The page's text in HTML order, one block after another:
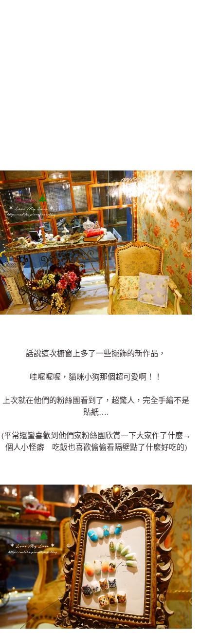
話說這次櫥窗上多了一些擺飾的新作品，
哇喔喔喔，貓咪小狗那個超可愛啊！！
上次就在他們的粉絲團看到了，超驚人，完全手繪不是
貼紙….
(平常還蠻喜歡到他們家粉絲團欣賞一下大家作了什麼→
個人小怪癖 吃飯也喜歡偷偷看隔壁點了什麼好吃的)